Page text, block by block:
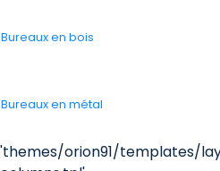
Bureaux en bois
Bureaux en métal
'themes/orion91/templates/